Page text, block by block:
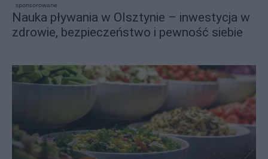
sponsorowane
Nauka pływania w Olsztynie – inwestycja w
zdrowie, bezpieczeństwo i pewność siebie